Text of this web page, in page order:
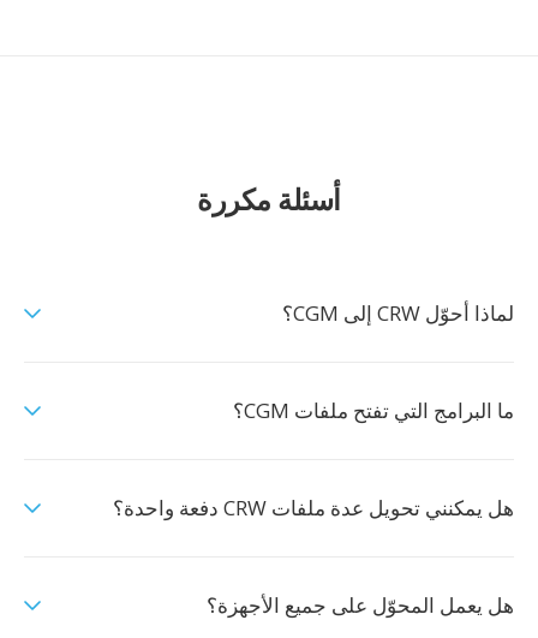
أسئلة مكررة
لماذا أحوّل CRW إلى CGM؟
ما البرامج التي تفتح ملفات CGM؟
هل يمكنني تحويل عدة ملفات CRW دفعة واحدة؟
هل يعمل المحوّل على جميع الأجهزة؟